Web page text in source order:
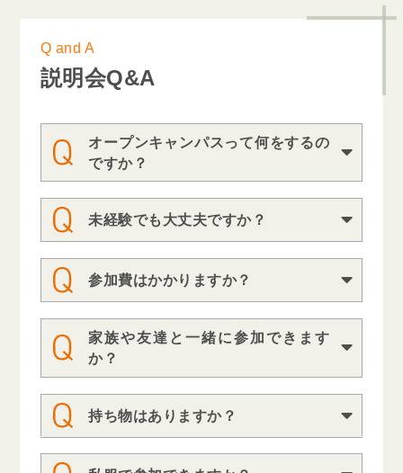
Q and A
説明会Q&A
オープンキャンパスって何をするの
ですか？
パンフレットやWebでは分からない学
校の雰囲気を知るチャンス。実際の授
業が体験でき、エンタメの職業や業界
について詳しく知ることができる説明
会を実施しています！
未経験でも大丈夫ですか？
もちろん大丈夫です。オープンキャン
パスに来る方のほとんどが未経験です
が、楽しく体験授業をされています。
中には友達ができる方もいらっしゃい
ます！
参加費はかかりますか？
無料で参加できます。お気軽にご参加
家族や友達と一緒に参加できます
か？
もちろん大丈夫です。家族も友達も、
ぜひ皆さんでご来校ください。
相談も行っています。
持ち物はありますか？
特にありません。必要なものは、すべ
て学院が準備しています。学院で配布
している「交通費サポート引換券」を
ご持参ください。いただければ交通費